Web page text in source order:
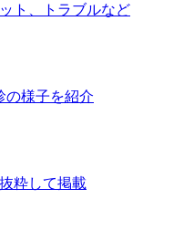
ト、トラブルなど
の様子を紹介
粋して掲載